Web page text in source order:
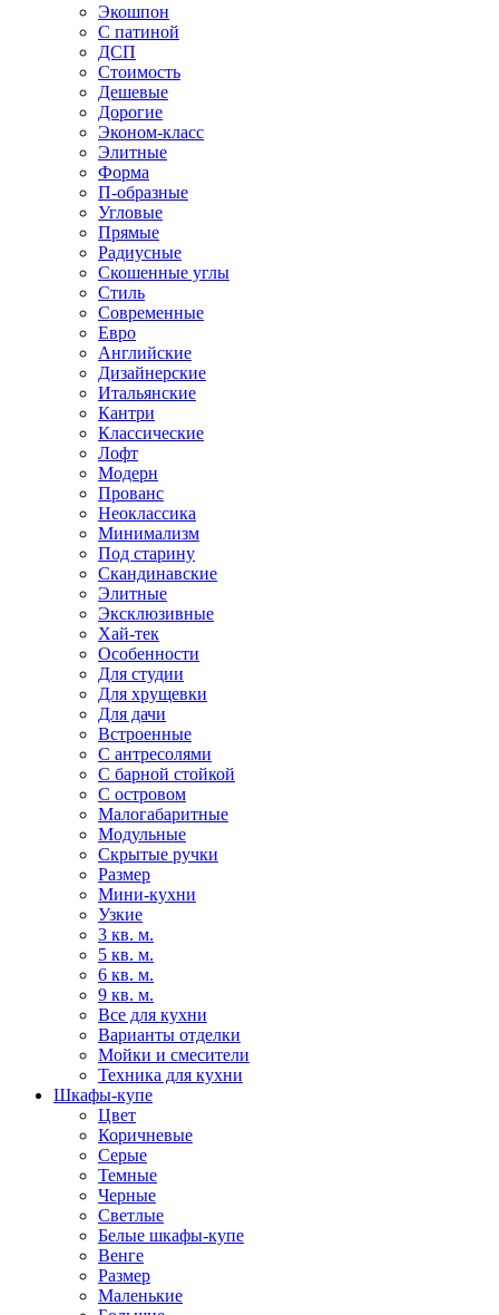
Экошпон
С патиной
ДСП
Стоимость
Дешевые
Дорогие
Эконом-класс
Элитные
Форма
П-образные
Угловые
Прямые
Радиусные
Скошенные углы
Стиль
Современные
Евро
Английские
Дизайнерские
Итальянские
Кантри
Классические
Лофт
Модерн
Прованс
Неоклассика
Минимализм
Под старину
Скандинавские
Элитные
Эксклюзивные
Хай-тек
Особенности
Для студии
Для хрущевки
Для дачи
Встроенные
С антресолями
С барной стойкой
С островом
Малогабаритные
Модульные
Скрытые ручки
Размер
Мини-кухни
Узкие
3 кв. м.
5 кв. м.
6 кв. м.
9 кв. м.
Все для кухни
Варианты отделки
Мойки и смесители
Техника для кухни
Шкафы-купе
Цвет
Коричневые
Серые
Темные
Черные
Светлые
Белые шкафы-купе
Венге
Размер
Маленькие